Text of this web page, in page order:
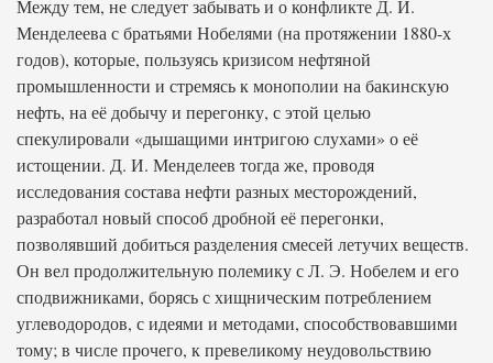
Между тем, не следует забывать и о конфликте Д. И.
Менделеева с братьями Нобелями (на протяжении 1880-х
годов), которые, пользуясь кризисом нефтяной
промышленности и стремясь к монополии на бакинскую
нефть, на её добычу и перегонку, с этой целью
спекулировали «дышащими интригою слухами» о её
истощении. Д. И. Менделеев тогда же, проводя
исследования состава нефти разных месторождений,
разработал новый способ дробной её перегонки,
позволявший добиться разделения смесей летучих веществ.
Он вел продолжительную полемику с Л. Э. Нобелем и его
сподвижниками, борясь с хищническим потреблением
углеводородов, с идеями и методами, способствовавшими
тому; в числе прочего, к превеликому неудовольствию